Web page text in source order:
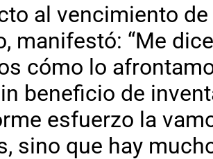
al vencimiento
manifestó: “Me
cómo lo
beneficio de
esfuerzo la
sino que hay